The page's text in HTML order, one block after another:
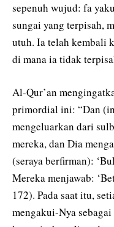
sepenuh wujud: fa
sungai yang terpisah,
utuh. Ia telah kembali
di mana ia tidak
Al-Qur’an
primordial ini: “Dan
mengeluarkan dari
mereka, dan Dia
(seraya berfirman):
Mereka menjawab:
172). Pada saat itu,
mengakui-Nya